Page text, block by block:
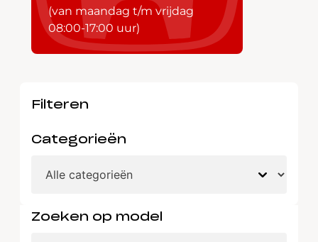
(van maandag t/m vrijdag
08:00-17:00 uur)
Filteren
Categorieën
Zoeken op model